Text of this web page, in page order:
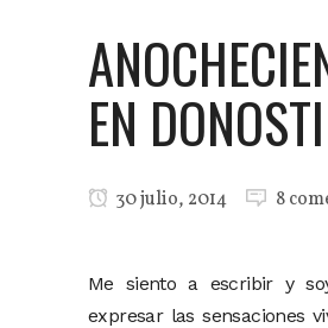
EN DONOSTI
30 julio, 2014 8
Me siento a escribir y
expresar las sensaciones